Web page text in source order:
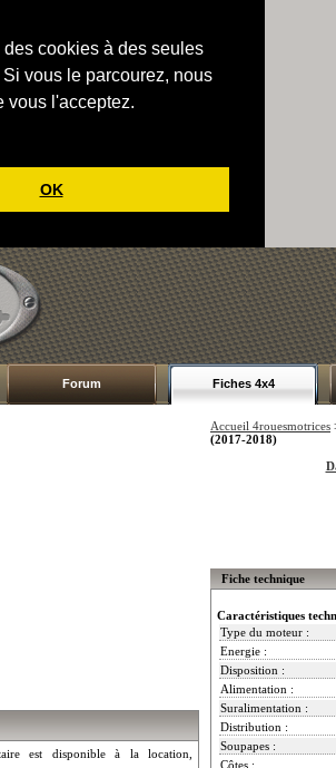
des cookies à des seules
vous le parcourez, nous
vous l'acceptez.
OK
Forum Fiches 4x4
est disponible à la location,
Accueil 4rouesmotrices
(2017-2018)
Fiche technique
Caractéristiques
Type du moteur :
Energie :
Disposition :
Alimentation :
Suralimentation :
Distribution :
Soupapes :
Côtes :